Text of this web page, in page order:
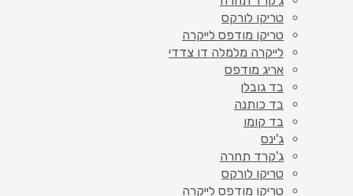
טריקו לורקס
טריקו מודפס לייקרה
לייקרה מלמלה דו צדדי
אריג מודפס
בד גובלן
בד כותנה
בד קומו
ג'ינס
ג'קרד תחרה
טריקו לורקס
טריקו מודפס לייקרה